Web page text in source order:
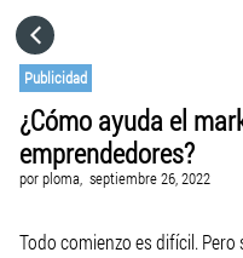
Publicidad
¿Cómo ayuda el
emprendedores?
porploma, septiembre 26, 2022
Todo comienzo es difícil. Pero